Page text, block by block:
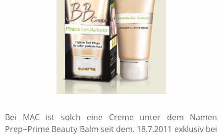
Bei MAC ist solch eine Creme unter dem Namen
Prep+Prime Beauty Balm seit dem. 18.7.2011 exklusiv bei